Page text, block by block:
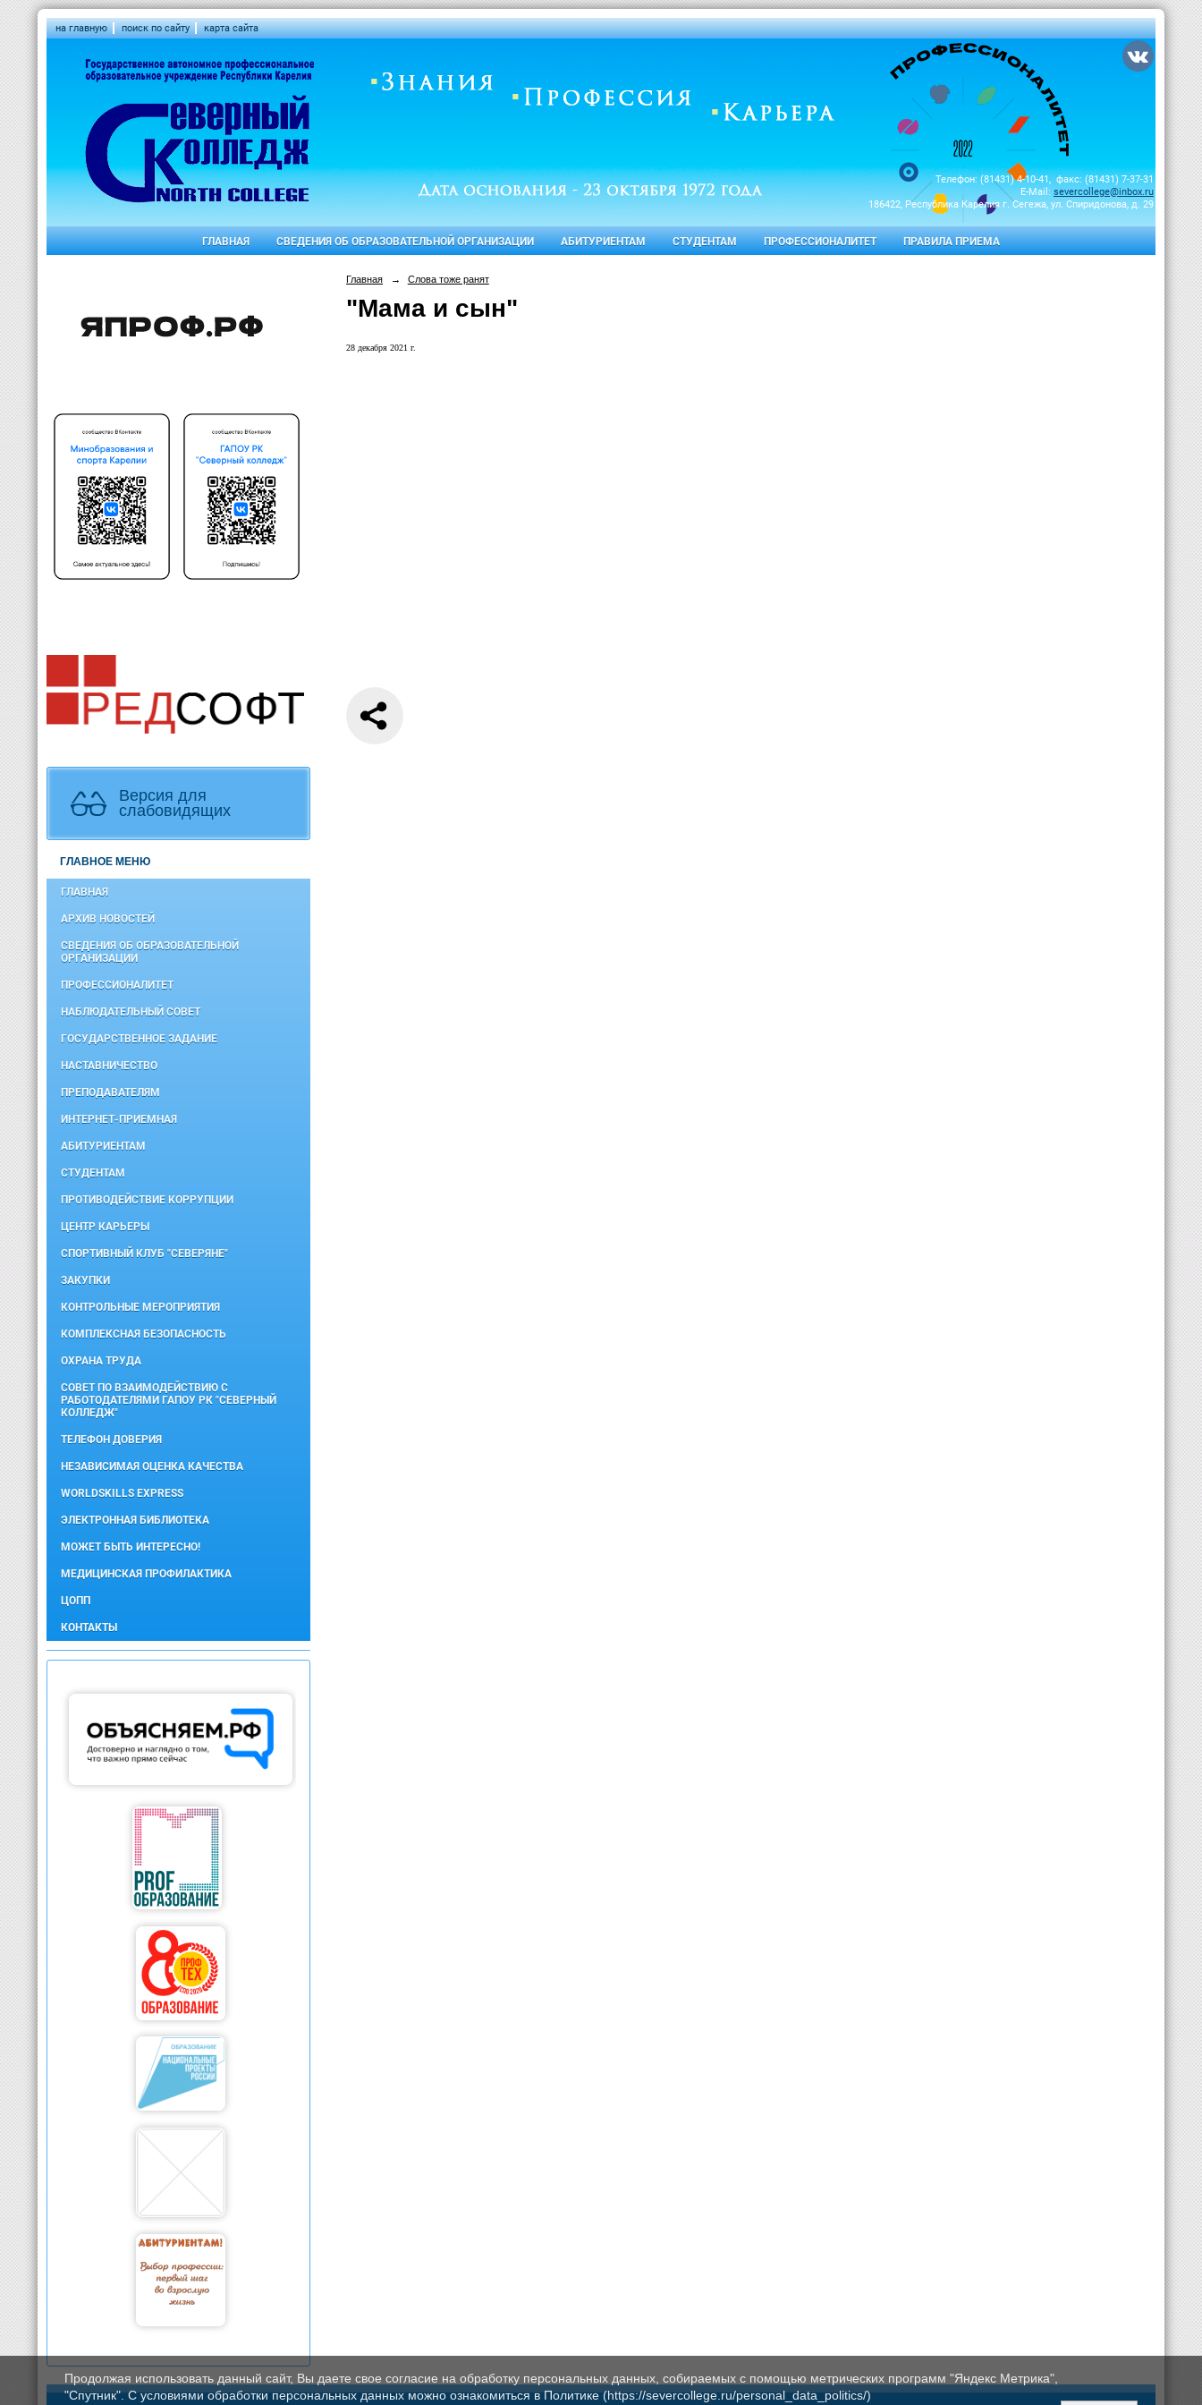
на главную поиск по сайту карта сайта
Телефон: (81431) 4-10-41, факс: (81431) 7-37-31
E-Mail: severcollege@inbox.ru
186422, Республика Карелия г. Сегежа, ул. Спиридонова, д. 29
ГЛАВНАЯ СВЕДЕНИЯ ОБ ОБРАЗОВАТЕЛЬНОЙ ОРГАНИЗАЦИИ АБИТУРИЕНТАМ СТУДЕНТАМ ПРОФЕССИОНАЛИТЕТ ПРАВИЛА ПРИЕМА
Версия для
слабовидящих
ГЛАВНОЕ МЕНЮ
ГЛАВНАЯ
АРХИВ НОВОСТЕЙ
СВЕДЕНИЯ ОБ ОБРАЗОВАТЕЛЬНОЙ
ОРГАНИЗАЦИИ
ПРОФЕССИОНАЛИТЕТ
НАБЛЮДАТЕЛЬНЫЙ СОВЕТ
ГОСУДАРСТВЕННОЕ ЗАДАНИЕ
НАСТАВНИЧЕСТВО
ПРЕПОДАВАТЕЛЯМ
ИНТЕРНЕТ-ПРИЕМНАЯ
АБИТУРИЕНТАМ
СТУДЕНТАМ
ПРОТИВОДЕЙСТВИЕ КОРРУПЦИИ
ЦЕНТР КАРЬЕРЫ
СПОРТИВНЫЙ КЛУБ "СЕВЕРЯНЕ"
ЗАКУПКИ
КОНТРОЛЬНЫЕ МЕРОПРИЯТИЯ
КОМПЛЕКСНАЯ БЕЗОПАСНОСТЬ
ОХРАНА ТРУДА
СОВЕТ ПО ВЗАИМОДЕЙСТВИЮ С
РАБОТОДАТЕЛЯМИ ГАПОУ РК "СЕВЕРНЫЙ
КОЛЛЕДЖ"
ТЕЛЕФОН ДОВЕРИЯ
НЕЗАВИСИМАЯ ОЦЕНКА КАЧЕСТВА
WORLDSKILLS EXPRESS
ЭЛЕКТРОННАЯ БИБЛИОТЕКА
МОЖЕТ БЫТЬ ИНТЕРЕСНО!
МЕДИЦИНСКАЯ ПРОФИЛАКТИКА
ЦОПП
КОНТАКТЫ
Главная → Слова тоже ранят
"Мама и сын"
28 декабря 2021 г.
Продолжая использовать данный сайт, Вы даете свое согласие на обработку персональных данных, собираемых с помощью метрических программ "Яндекс Метрика",
"Спутник". С условиями обработки персональных данных можно ознакомиться в Политике (https://severcollege.ru/personal_data_politics/)